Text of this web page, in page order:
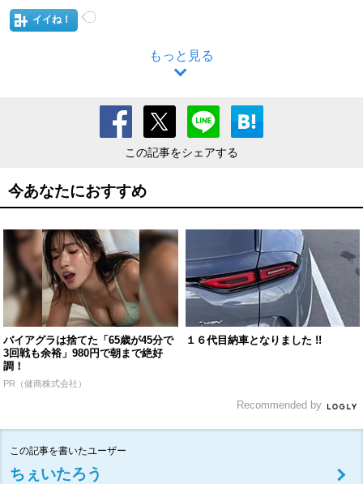
イイね！
もっと見る
この記事をシェアする
今あなたにおすすめ
バイアグラは捨てた「65歳が45分で
3回戦も余裕」980円で朝まで絶好
調！
PR（健商株式会社）
１６代目納車となりました !!
Recommended by
この記事を書いたユーザー
ちぇいたろう